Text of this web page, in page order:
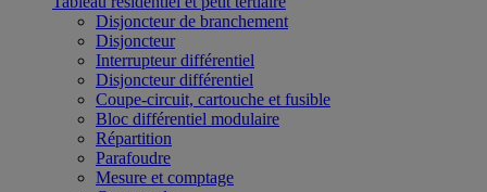
Disjoncteur de branchement
Disjoncteur
Interrupteur différentiel
Disjoncteur différentiel
Coupe-circuit, cartouche et fusible
Bloc différentiel modulaire
Répartition
Parafoudre
Mesure et comptage